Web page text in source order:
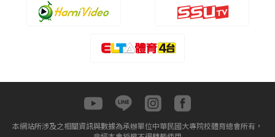
本網站所涉及之相關資訊與數據為承辦單位中華民國大專院校體育總會所有，